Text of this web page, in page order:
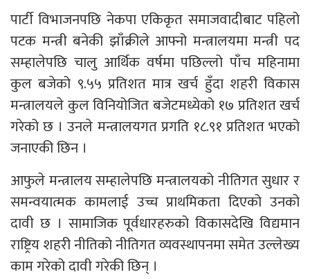
पार्टी विभाजनपछि नेकपा एकिकृत समाजवादीबाट पहिलो
पटक मन्त्री बनेकी झाँक्रीले आफ्नो मन्त्रालयमा मन्त्री पद
सम्हालेपछि चालु आर्थिक वर्षमा पछिल्लो पाँच महिनामा
कुल बजेको ९.५५ प्रतिशत मात्र खर्च हुँदा शहरी विकास
मन्त्रालयले कुल विनियोजित बजेटमध्येको १७ प्रतिशत खर्च
गरेको छ । उनले मन्त्रालयगत प्रगति १८.९१ प्रतिशत भएको
जनाएकी छिन ।
आफुले मन्त्रालय सम्हालेपछि मन्त्रालयको नीतिगत सुधार र
समन्वयात्मक कामलाई उच्च प्राथमिकता दिएको उनको
दावी छ । सामाजिक पूर्वधारहरुको विकासदेखि विद्यमान
राष्ट्रिय शहरी नीतिको नीतिगत व्यवस्थापनमा समेत उल्लेख्य
काम गरेको दावी गरेकी छिन् ।